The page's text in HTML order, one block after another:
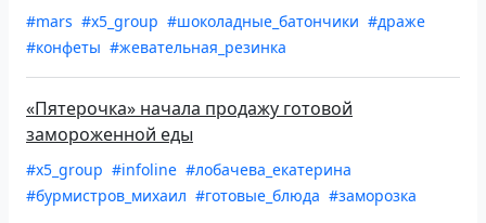
#mars #x5_group #шоколадные_батончики #драже
#конфеты #жевательная_резинка
«Пятерочка» начала продажу готовой
замороженной еды
#x5_group #infoline #лобачева_екатерина
#бурмистров_михаил #готовые_блюда #заморозка